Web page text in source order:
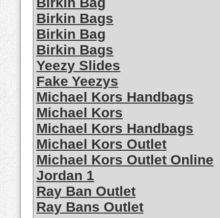
Birkin Bags
Birkin Bag
Birkin Bags
Yeezy Slides
Fake Yeezys
Michael Kors Handbags
Michael Kors
Michael Kors Handbags
Michael Kors Outlet
Michael Kors Outlet Online
Jordan 1
Ray Ban Outlet
Ray Bans Outlet